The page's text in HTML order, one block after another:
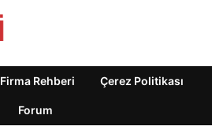
Firma Rehberi Çerez Politikası
Forum